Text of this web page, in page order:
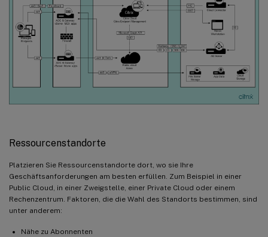
Ressourcenstandorte
Platzieren Sie Ressourcenstandorte dort, wo sie Ihre
Geschäftsanforderungen am besten erfüllen. Zum Beispiel in einer
Public Cloud, in einer Zweigstelle, einer Private Cloud oder einem
Rechenzentrum. Faktoren, die die Wahl des Standorts bestimmen, sind
unter anderem:
Nähe zu Abonnenten